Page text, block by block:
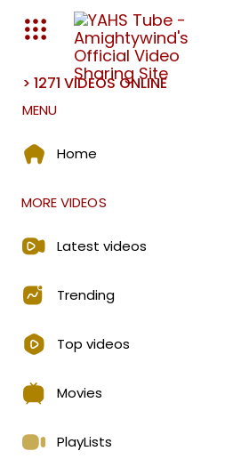
> 1271 VIDEOS ONLINE
MENU
Home
MORE VIDEOS
Latest videos
Trending
Top videos
Movies
PlayLists